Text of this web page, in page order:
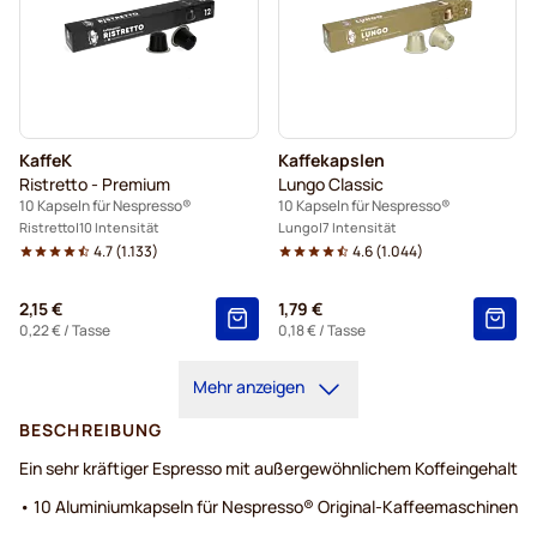
KaffeK
Ristretto - Premium
10 Kapseln für Nespresso®
Ristretto 10 Intensität
4.7(1.133)
2,15 €
0,22 €/ Tasse
Kaffekapslen
Lungo Classic
10 Kapseln für Nespresso®
Lungo 7 Intensität
4.6(1.044)
1,79 €
0,18 €/ Tasse
Mehr anzeigen
BESCHREIBUNG
Ein sehr kräftiger Espresso mit außergewöhnlichem Koffeingehalt
• 10 Aluminiumkapseln für Nespresso® Original-Kaffeemaschinen